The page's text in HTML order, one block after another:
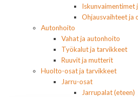
Iskunvaimentimet
Ohjausvaihteet ja
Autonhoito
Vahat ja autonhoito
Työkalut ja tarvikkeet
Ruuvit ja mutterit
Huolto-osat ja tarvikkeet
Jarru-osat
Jarrupalat (eteen)